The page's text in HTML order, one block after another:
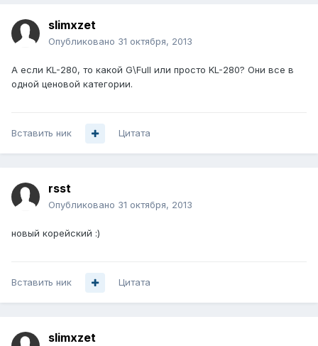
slimxzet
Опубликовано 31 октября, 2013
А если KL-280, то какой G\Full или просто KL-280? Они все в
одной ценовой категории.
Вставить ник Цитата
rsst
Опубликовано 31 октября, 2013
новый корейский :)
Вставить ник Цитата
slimxzet